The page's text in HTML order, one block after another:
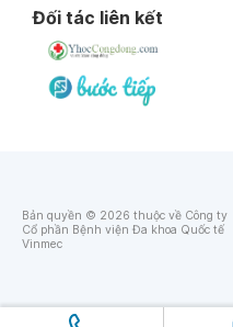
Đối tác liên kết
Bản quyền © 2026 thuộc về Công ty
Cổ phần Bệnh viện Đa khoa Quốc tế
Vinmec